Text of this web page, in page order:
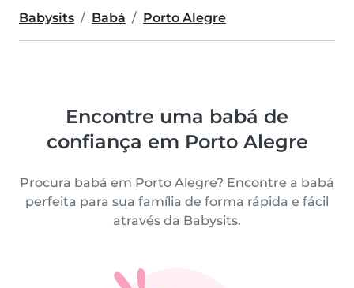
Babysits Babá Porto Alegre
Encontre uma babá de
confiança em Porto Alegre
Procura babá em Porto Alegre? Encontre a babá
perfeita para sua família de forma rápida e fácil
através da Babysits.